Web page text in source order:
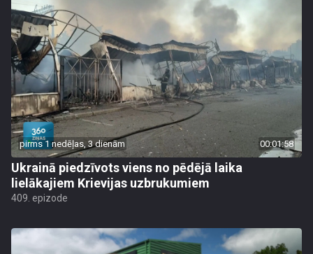
pirms 1 nedēļas, 3 dienām 00:01:58
Ukrainā piedzīvots viens no pēdējā laika
lielākajiem Krievijas uzbrukumiem
409. epizode